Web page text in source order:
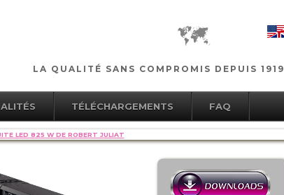
LA QUALITÉ SANS COMPROMIS DEPUIS 1919
TÉLÉCHARGEMENTS FAQ
LED 825 W DE ROBERT JULIAT